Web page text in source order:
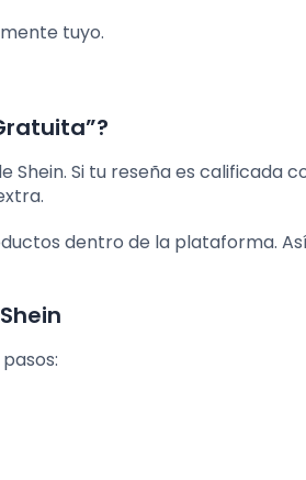
tuyo.
Si tu reseña es calificada
dentro de la plataforma.